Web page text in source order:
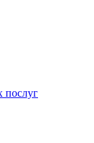
послуг